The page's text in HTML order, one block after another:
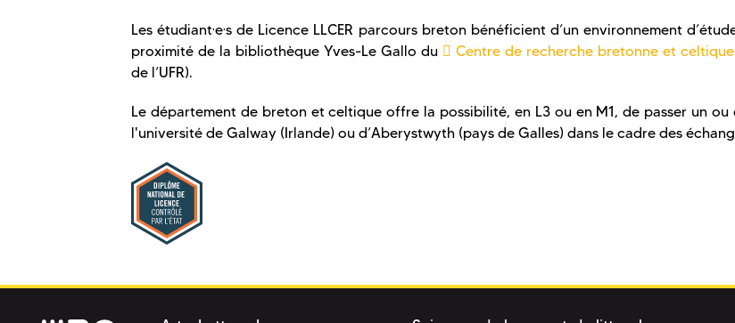
Les étudiant·e·s de Licence LLCER parcours breton bénéficient d’un environnement
proximité de la bibliothèque Yves-Le Gallo du
Centre de recherche bretonne et celtique
de l’UFR).
Le département de breton et celtique offre la possibilité, en L3 ou en M1, de passer un ou
l'université de Galway (Irlande) ou d’Aberystwyth (pays de Galles) dans le cadre des